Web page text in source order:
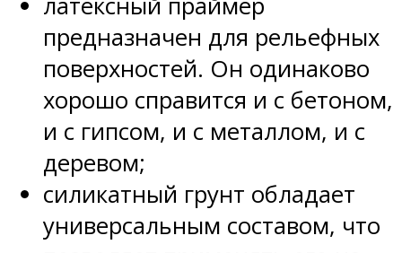
предназначен для рельефных
поверхностей. Он одинаково
хорошо справится и с бетоном,
и с гипсом, и с металлом, и с
деревом;
силикатный грунт обладает
универсальным составом, что